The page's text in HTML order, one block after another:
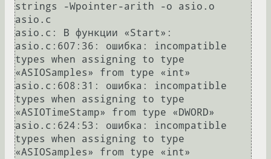
strings -Wpointer-arith -o asio.o
asio.c
asio.c: В функции «Start»:
asio.c:607:36: ошибка: incompatible
types when assigning to type
«ASIOSamples» from type «int»
asio.c:608:31: ошибка: incompatible
types when assigning to type
«ASIOTimeStamp» from type «DWORD»
asio.c:624:53: ошибка: incompatible
types when assigning to type
«ASIOSamples» from type «int»